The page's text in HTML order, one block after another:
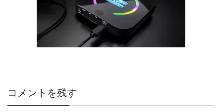
コメントを残す